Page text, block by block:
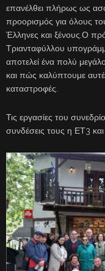
επανέλθει πλήρως ως
προορισμός για όλους
Έλληνες και ξένους.Ο
Τριανταφύλλου
αποτελεί ένα πολύ
και πώς καλύπτουμε αυτές
καταστροφές.
Τις εργασίες του
συνδέσεις τους η ΕΤ3